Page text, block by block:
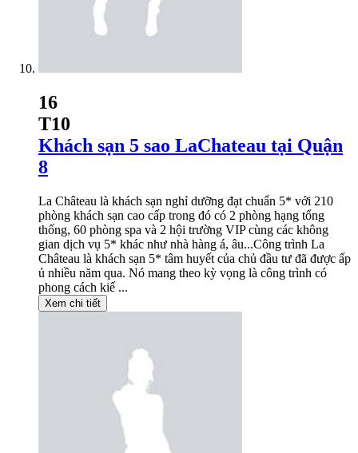
16
T10
Khách sạn 5 sao LaChateau tại Quận
8
La Château là khách sạn nghỉ dưỡng đạt chuẩn 5* với 210
phòng khách sạn cao cấp trong đó có 2 phòng hạng tổng
thống, 60 phòng spa và 2 hội trường VIP cùng các không
gian dịch vụ 5* khác như nhà hàng á, âu...Công trình La
Château là khách sạn 5* tâm huyết của chủ đầu tư đã được ấp
ủ nhiều năm qua. Nó mang theo kỳ vọng là công trình có
phong cách kiế ...
Xem chi tiết